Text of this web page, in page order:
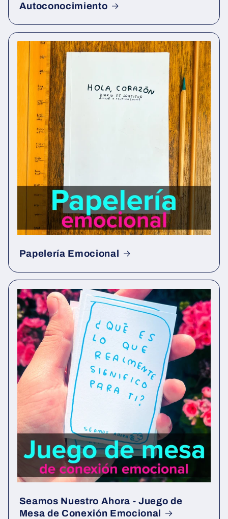
Autoconocimiento
Papelería Emocional
Seamos Nuestro Ahora - Juego de
Mesa de Conexión Emocional